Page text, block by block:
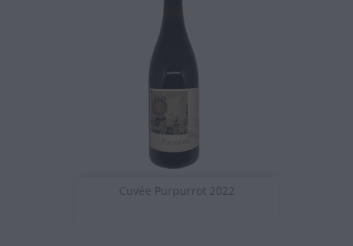
Cuvée Purpurrot 2022